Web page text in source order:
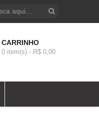
CARRINHO
0 item(s) - R$ 0,00